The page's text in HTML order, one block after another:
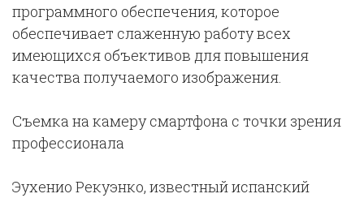
программного обеспечения, которое
обеспечивает слаженную работу всех
имеющихся объективов для повышения
качества получаемого изображения.
Съемка на камеру смартфона с точки зрения
профессионала
Эухенио Рекуэнко, известный испанский